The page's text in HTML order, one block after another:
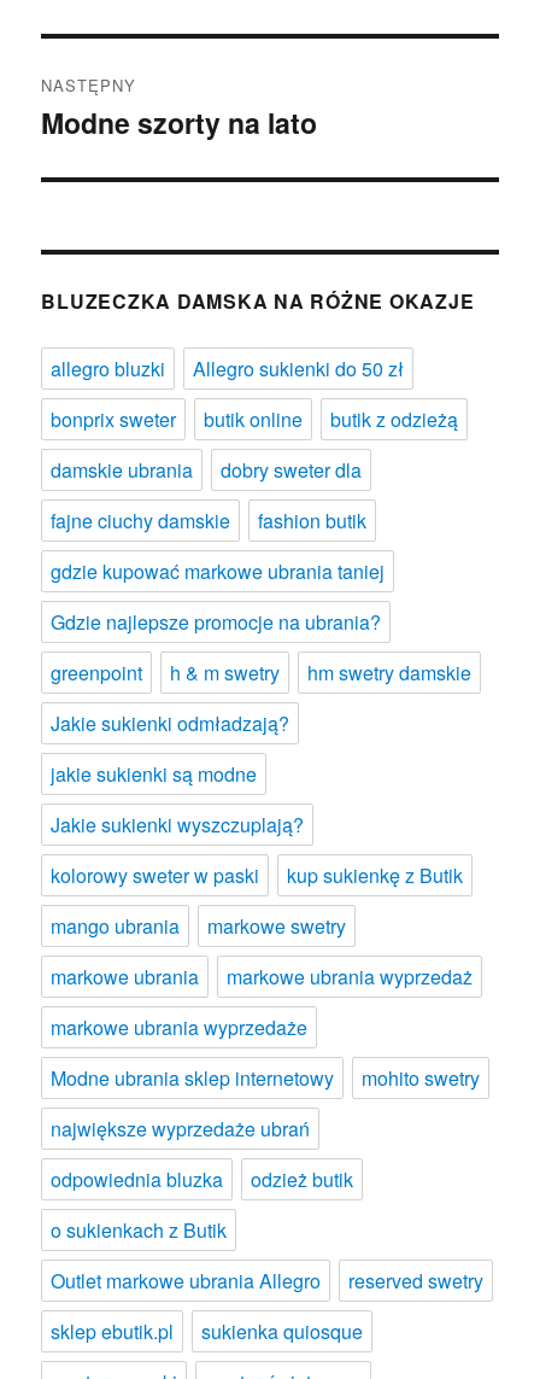
NASTĘPNY
Następny
Modne szorty na lato
BLUZECZKA DAMSKA NA RÓŻNE OKAZJE
allegro bluzki
Allegro sukienki do 50 zł
bonprix sweter
butik online
butik z odzieżą
damskie ubrania
dobry sweter dla
fajne ciuchy damskie
fashion butik
gdzie kupować markowe ubrania taniej
Gdzie najlepsze promocje na ubrania?
greenpoint
h & m swetry
hm swetry damskie
Jakie sukienki odmładzają?
jakie sukienki są modne
Jakie sukienki wyszczuplają?
kolorowy sweter w paski
kup sukienkę z Butik
mango ubrania
markowe swetry
markowe ubrania
markowe ubrania wyprzedaż
markowe ubrania wyprzedaże
Modne ubrania sklep internetowy
mohito swetry
największe wyprzedaże ubrań
odpowiednia bluzka
odzież butik
o sukienkach z Butik
Outlet markowe ubrania Allegro
reserved swetry
sklep ebutik.pl
sukienka quiosque